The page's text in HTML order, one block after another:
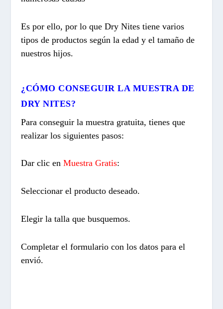
Es por ello, por lo que Dry Nites tiene varios
tipos de productos según la edad y el tamaño de
nuestros hijos.
¿CÓMO CONSEGUIR LA MUESTRA DE
DRY NITES?
Para conseguir la muestra gratuita, tienes que
realizar los siguientes pasos:
Dar clic enMuestra Gratis:
Seleccionar el producto deseado.
Elegir la talla que busquemos.
Completar el formulario con los datos para el
envió.